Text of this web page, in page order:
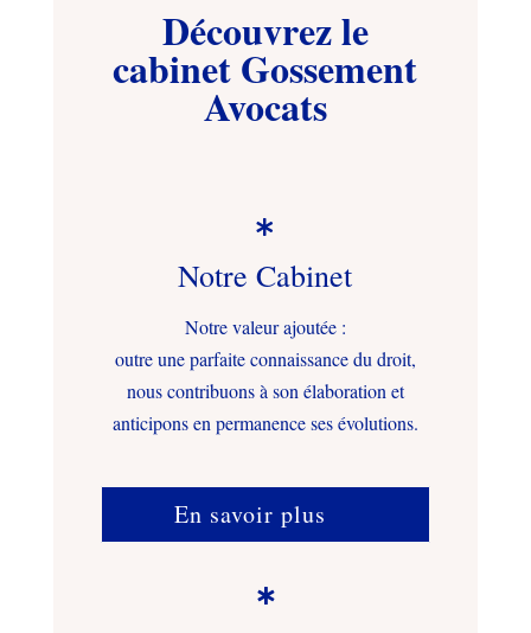
Découvrez le
cabinet Gossement
Avocats

Notre Cabinet
Notre valeur ajoutée :
outre une parfaite connaissance du droit,
nous contribuons à son élaboration et
anticipons en permanence ses évolutions.
En savoir plus
